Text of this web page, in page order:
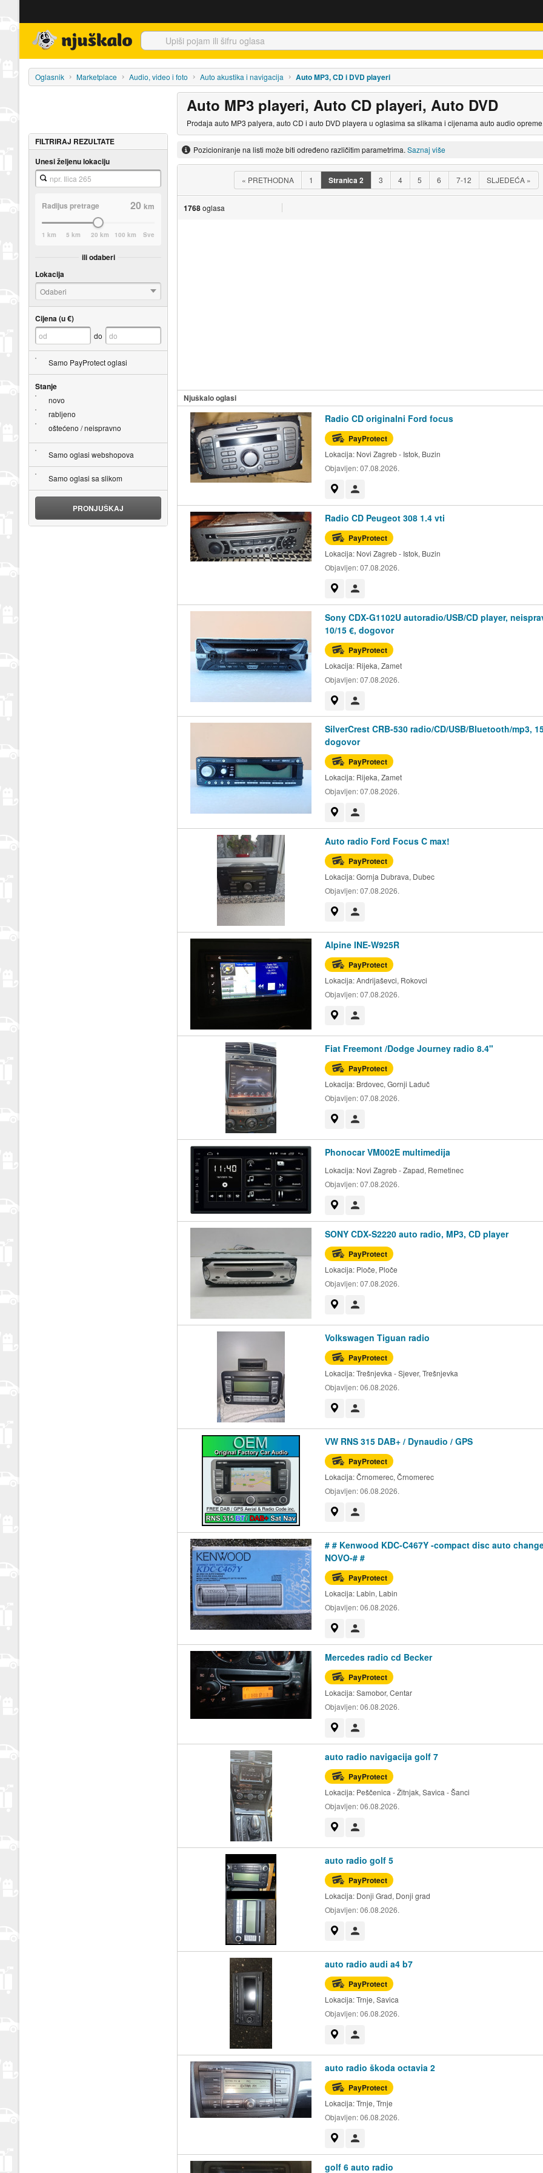
Oglasnik Marketplace Audio, video i foto Auto akustika i navigacija Auto MP3, CD i DVD playeri
Auto MP3 playeri, Auto CD playeri, Auto DVD
Prodaja auto MP3 palyera, auto CD i auto DVD playera u oglasima sa slikama i cijenama auto audio opreme.
Pozicioniranje na listi može biti određeno različitim parametrima. Saznaj više
« PRETHODNA 1 Stranica2 3 4 5 6 7-12 SLJEDEĆA »
1768oglasa
Njuškalo oglasi
Radio CD originalni Ford focus
PayProtect
Lokacija: Novi Zagreb - Istok, Buzin
Objavljen:07.08.2026.
Radio CD Peugeot 308 1.4 vti
PayProtect
Lokacija: Novi Zagreb - Istok, Buzin
Objavljen:07.08.2026.
Sony CDX-G1102U autoradio/USB/CD player,
10/15 €, dogovor
PayProtect
Lokacija: Rijeka, Zamet
Objavljen:07.08.2026.
SilverCrest CRB-530 radio/CD/USB/Bluetooth/mp3,
dogovor
PayProtect
Lokacija: Rijeka, Zamet
Objavljen:07.08.2026.
Auto radio Ford Focus C max!
PayProtect
Lokacija:Gornja Dubrava, Dubec
Objavljen:07.08.2026.
Alpine INE-W925R
PayProtect
Lokacija:Andrijaševci, Rokovci
Objavljen:07.08.2026.
Fiat Freemont /Dodge Journey radio 8.4"
PayProtect
Lokacija: Brdovec, Gornji Laduč
Objavljen:07.08.2026.
Phonocar VM002E multimedija
Lokacija: Novi Zagreb - Zapad, Remetinec
Objavljen:07.08.2026.
SONY CDX-S2220 auto radio, MP3, CD player
PayProtect
Lokacija: Ploče, Ploče
Objavljen:07.08.2026.
Volkswagen Tiguan radio
PayProtect
Lokacija:Trešnjevka - Sjever, Trešnjevka
Objavljen:06.08.2026.
VW RNS 315 DAB+ / Dynaudio / GPS
PayProtect
Lokacija:Črnomerec, Črnomerec
Objavljen:06.08.2026.
# # Kenwood KDC-C467Y -compact disc auto
NOVO-# #
PayProtect
Lokacija: Labin, Labin
Objavljen:06.08.2026.
Mercedes radio cd Becker
PayProtect
Lokacija:Samobor, Centar
Objavljen:06.08.2026.
auto radio navigacija golf 7
PayProtect
Lokacija: Peščenica - Žitnjak, Savica - Šanci
Objavljen:06.08.2026.
auto radio golf 5
PayProtect
Lokacija: Donji Grad, Donji grad
Objavljen:06.08.2026.
auto radio audi a4 b7
PayProtect
Lokacija:Trnje, Savica
Objavljen:06.08.2026.
auto radio škoda octavia 2
PayProtect
Lokacija:Trnje, Trnje
Objavljen:06.08.2026.
golf 6 auto radio
FILTRIRAJ REZULTATE
Unesi željenu lokaciju
Radijus pretrage 20km
1 km 5 km 20 km 100 km Sve
ili odaberi
Lokacija
Odaberi
Cijena (u €)
do
Samo PayProtect oglasi
Stanje
novo
rabljeno
oštećeno / neispravno
Samo oglasi webshopova
Samo oglasi sa slikom
PRONJUŠKAJ